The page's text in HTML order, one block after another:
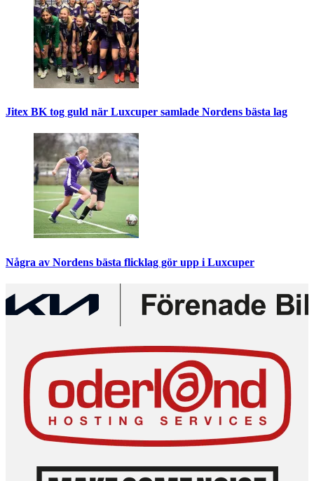
Jitex BK tog guld när Luxcuper samlade Nordens bästa lag
Några av Nordens bästa flicklag gör upp i Luxcuper